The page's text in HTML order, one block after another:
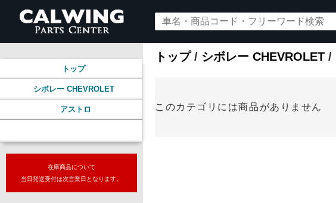
トップ
シボレー CHEVROLET
アストロ
在庫商品について
当日発送受付は次営業日となります。
トップ/ シボレー CHEVROLET /
このカテゴリには商品がありません